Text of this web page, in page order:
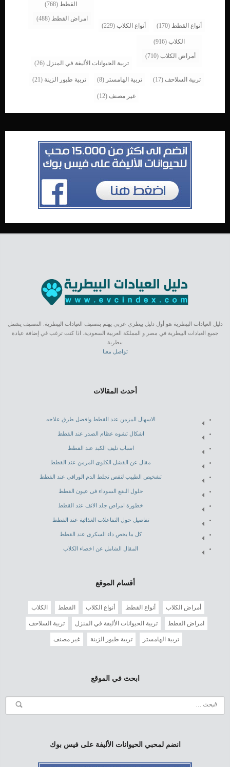
أنواع القطط (170) أنواع الكلاب (229)
القطط (768)
امراض القطط (488)
الكلاب (916)
أمراض الكلاب (710)
تربية الحيوانات الأليفة في المنزل (26)
تربية السلاحف (17) تربية الهامستر (8) تربية طيور الزينة (21)
غير مصنف (12)
دليل العيادات البيطرية هو أول دليل بيطري عربي يهتم بتصنيف العيادات البيطرية. التصنيف يشمل
جميع العيادات البيطرية في مصر و المملكة العربية السعودية. اذا كنت ترغب في إضافة عيادة
بيطرية
تواصل معنا
أحدث المقالات
الاسهال المزمن عند القطط وافضل طرق علاجه
اشكال تشوه عظام الصدر عند القطط
اسباب تليف الكبد عند القطط
مقال عن الفشل الكلوى المزمن عند القطط
تشخيص الطبيب لنقص تجلط الدم الوراقى عند القطط
حلول البقع السوداء فى عيون القطط
خطورة امراض جلد الانف عند القطط
تفاصيل حول التفاعلات الغذائية عند القطط
كل ما يخص داء السكرى عند القطط
المقال الشامل عن اخصاء الكلاب
أقسام الموقع
أمراض الكلاب أنواع القطط أنواع الكلاب القطط الكلاب
امراض القطط تربية الحيوانات الأليفة في المنزل تربية السلاحف
تربية الهامستر تربية طيور الزينة غير مصنف
ابحث في الموقع
انضم لمحبي الحيوانات الأليفة على فيس بوك